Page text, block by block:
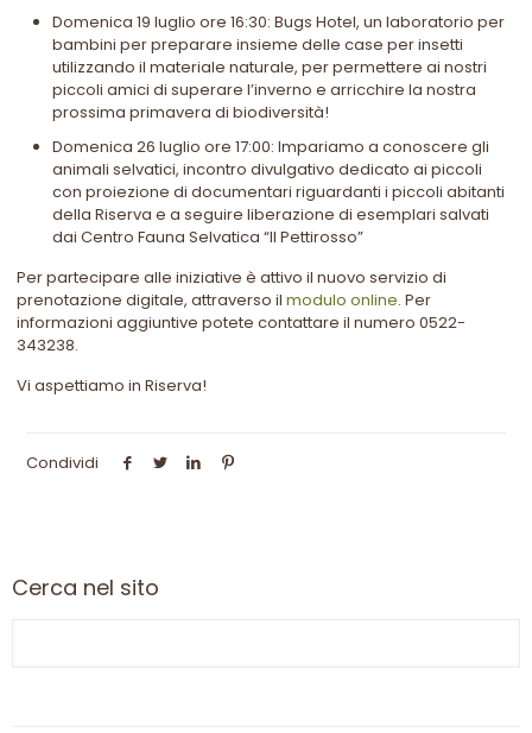
Domenica 19 luglio ore 16:30: Bugs Hotel, un laboratorio per
bambini per preparare insieme delle case per insetti
utilizzando il materiale naturale, per permettere ai nostri
piccoli amici di superare l’inverno e arricchire la nostra
prossima primavera di biodiversità!
Domenica 26 luglio ore 17:00: Impariamo a conoscere gli
animali selvatici, incontro divulgativo dedicato ai piccoli
con proiezione di documentari riguardanti i piccoli abitanti
della Riserva e a seguire liberazione di esemplari salvati
dai Centro Fauna Selvatica “Il Pettirosso”
Per partecipare alle iniziative è attivo il nuovo servizio di
prenotazione digitale, attraverso ilmodulo online. Per
informazioni aggiuntive potete contattare il numero 0522-
343238.
Vi aspettiamo in Riserva!
Condividi
Cerca nel sito